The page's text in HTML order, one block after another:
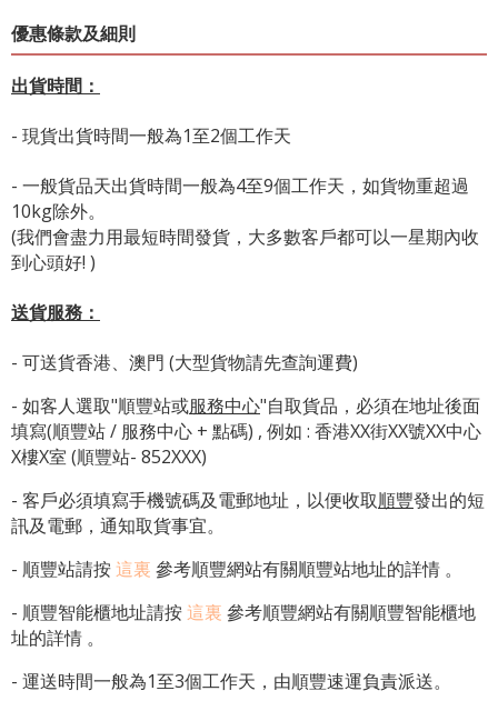
優惠條款及細則
出貨時間：
- 現貨出貨時間一般為1至2個工作天
- 一般貨品天出貨時間一般為4至9個工作天，如貨物重超過
10kg除外。
(我們會盡力用最短時間發貨，大多數客戶都可以一星期內收
到心頭好! )
送貨服務：
- 可送貨香港、澳門 (大型貨物請先查詢運費)
- 如客人選取"順豐站或服務中心"自取貨品，必須在地址後面
填寫(順豐站 / 服務中心 + 點碼) , 例如 : 香港XX街XX號XX中心
X樓X室 (順豐站- 852XXX)
- 客戶必須填寫手機號碼及電郵地址，以便收取順豐發出的短
訊及電郵，通知取貨事宜。
- 順豐站請按這裏 參考順豐網站有關順豐站地址的詳情 。
- 順豐智能櫃地址請按這裏 參考順豐網站有關順豐智能櫃地
址的詳情 。
- 運送時間一般為1至3個工作天，由順豐速運負責派送。